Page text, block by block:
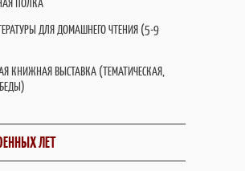
ДЛЯ ДОМАШНЕГО ЧТЕНИЯ (5-9
КНИЖНАЯ ВЫСТАВКА (ТЕМАТИЧЕСКАЯ,
ЛЕТ